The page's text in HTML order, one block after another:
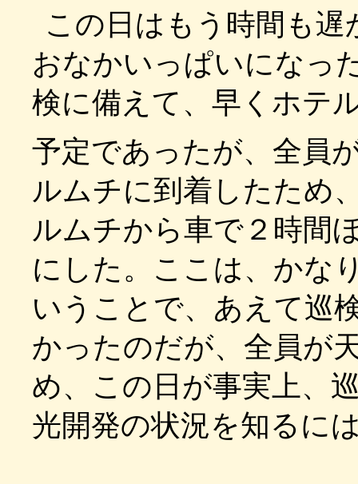
この日はもう時間も
おなかいっぱいになっ
検に備えて、早くホテ
予定であったが、全員
ルムチに到着したため
ルムチから車で２時間
にした。ここは、かな
いうことで、あえて巡
かったのだが、全員が
め、この日が事実上、
光開発の状況を知るに